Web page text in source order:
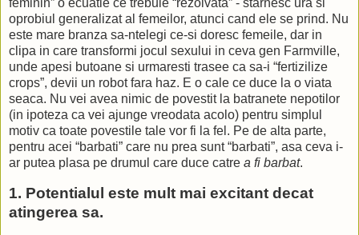
feminin” o ecuatie ce trebuie “rezolvata” - starnesc ura si
oprobiul generalizat al femeilor, atunci cand ele se prind. Nu
este mare branza sa-ntelegi ce-si doresc femeile, dar in
clipa in care transformi jocul sexului in ceva gen Farmville,
unde apesi butoane si urmaresti trasee ca sa-i “fertizilize
crops”, devii un robot fara haz. E o cale ce duce la o viata
seaca. Nu vei avea nimic de povestit la batranete nepotilor
(in ipoteza ca vei ajunge vreodata acolo) pentru simplul
motiv ca toate povestile tale vor fi la fel. Pe de alta parte,
pentru acei “barbati” care nu prea sunt “barbati”, asa ceva i-
ar putea plasa pe drumul care duce catre a fi barbat.
1. Potentialul este mult mai excitant decat
atingerea sa.